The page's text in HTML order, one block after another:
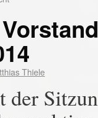
Thiele
der